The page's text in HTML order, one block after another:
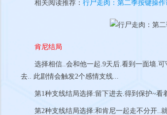
相关阅读推荐： 行尸走肉：第二季按键操
肯尼结局
选择相信..会和他一起.9天后.看到一面墙.可
去.. 此剧情会触发2个感情支线...
第1种支线结局选择:留下进去.得到保护~看
第2种支线结局选择:和肯尼一起走不分开..就